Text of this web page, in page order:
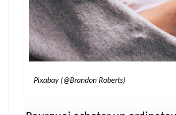
Pixabay (@Brandon Roberts)